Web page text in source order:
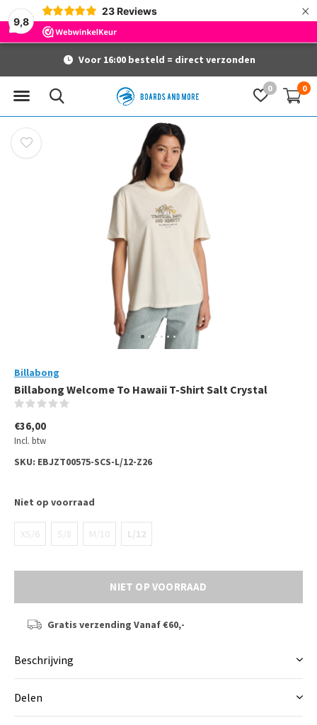
9,8
23 Reviews ×
0 0
Voor 16:00 besteld = direct verzonden
Billabong
Billabong Welcome To Hawaii T-Shirt Salt Crystal
€36,00
Incl. btw
SKU: EBJZT00575-SCS-L/12-Z26
Niet op voorraad
XS/6 S/8 M/10 L/12
NIET OP VOORRAAD
Gratis verzending Vanaf €60,-
Beschrijving
Delen